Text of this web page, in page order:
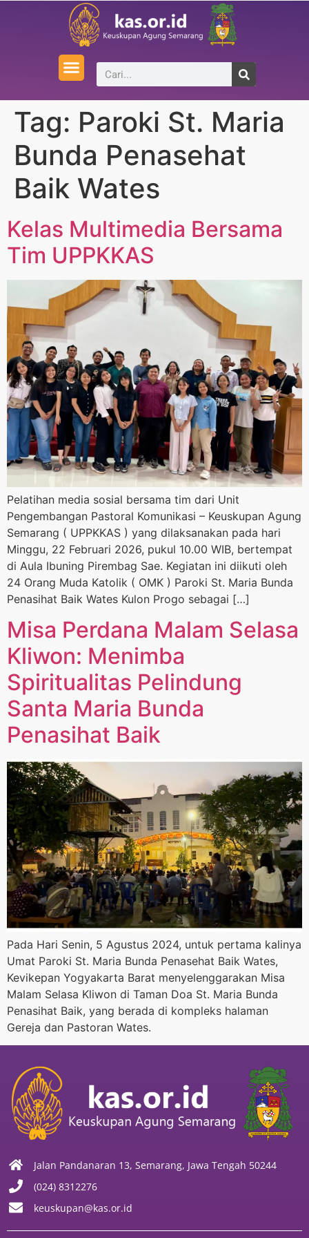
Tag: Paroki St. Maria
Bunda Penasehat
Baik Wates
Kelas Multimedia Bersama
Tim UPPKKAS
Pelatihan media sosial bersama tim dari Unit
Pengembangan Pastoral Komunikasi – Keuskupan Agung
Semarang ( UPPKKAS ) yang dilaksanakan pada hari
Minggu, 22 Februari 2026, pukul 10.00 WIB, bertempat
di Aula Ibuning Pirembag Sae. Kegiatan ini diikuti oleh
24 Orang Muda Katolik ( OMK ) Paroki St. Maria Bunda
Penasihat Baik Wates Kulon Progo sebagai […]
Misa Perdana Malam Selasa
Kliwon: Menimba
Spiritualitas Pelindung
Santa Maria Bunda
Penasihat Baik
Pada Hari Senin, 5 Agustus 2024, untuk pertama kalinya
Umat Paroki St. Maria Bunda Penasehat Baik Wates,
Kevikepan Yogyakarta Barat menyelenggarakan Misa
Malam Selasa Kliwon di Taman Doa St. Maria Bunda
Penasihat Baik, yang berada di kompleks halaman
Gereja dan Pastoran Wates.
Jalan Pandanaran 13, Semarang, Jawa Tengah 50244
(024) 8312276
keuskupan@kas.or.id